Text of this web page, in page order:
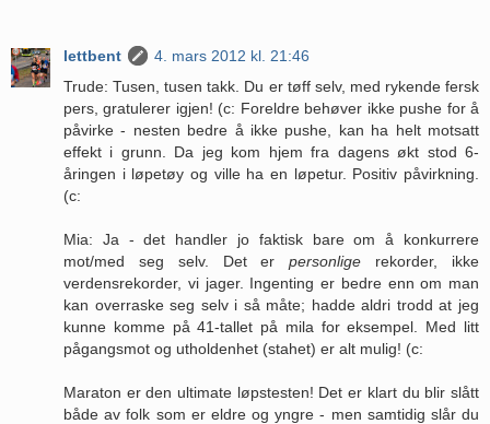
lettbent
4. mars 2012 kl. 21:46
Trude: Tusen, tusen takk. Du er tøff selv, med rykende fersk
pers, gratulerer igjen! (c: Foreldre behøver ikke pushe for å
påvirke - nesten bedre å ikke pushe, kan ha helt motsatt
effekt i grunn. Da jeg kom hjem fra dagens økt stod 6-
åringen i løpetøy og ville ha en løpetur. Positiv påvirkning.
(c:
Mia: Ja - det handler jo faktisk bare om å konkurrere
mot/med seg selv. Det erpersonlige rekorder, ikke
verdensrekorder, vi jager. Ingenting er bedre enn om man
kan overraske seg selv i så måte; hadde aldri trodd at jeg
kunne komme på 41-tallet på mila for eksempel. Med litt
pågangsmot og utholdenhet (stahet) er alt mulig! (c:
Maraton er den ultimate løpstesten! Det er klart du blir slått
både av folk som er eldre og yngre - men samtidig slår du